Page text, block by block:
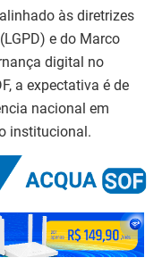
às diretrizes
e do Marco
digital no
a expectativa é de
nacional em
institucional.